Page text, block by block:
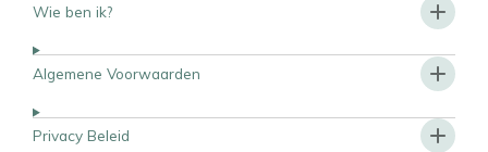
Wie ben ik?
Algemene Voorwaarden
Privacy Beleid